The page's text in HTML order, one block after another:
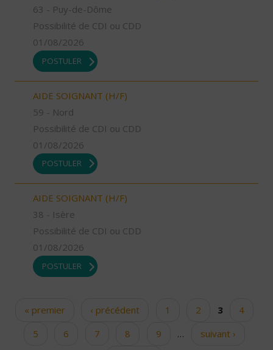
63 - Puy-de-Dôme
Possibilité de CDI ou CDD
01/08/2026
POSTULER
AIDE SOIGNANT (H/F)
59 - Nord
Possibilité de CDI ou CDD
01/08/2026
POSTULER
AIDE SOIGNANT (H/F)
38 - Isère
Possibilité de CDI ou CDD
01/08/2026
POSTULER
Pages« premier ‹ précédent 1 2 3
4
5
6 7 8 9 …
suivant ›